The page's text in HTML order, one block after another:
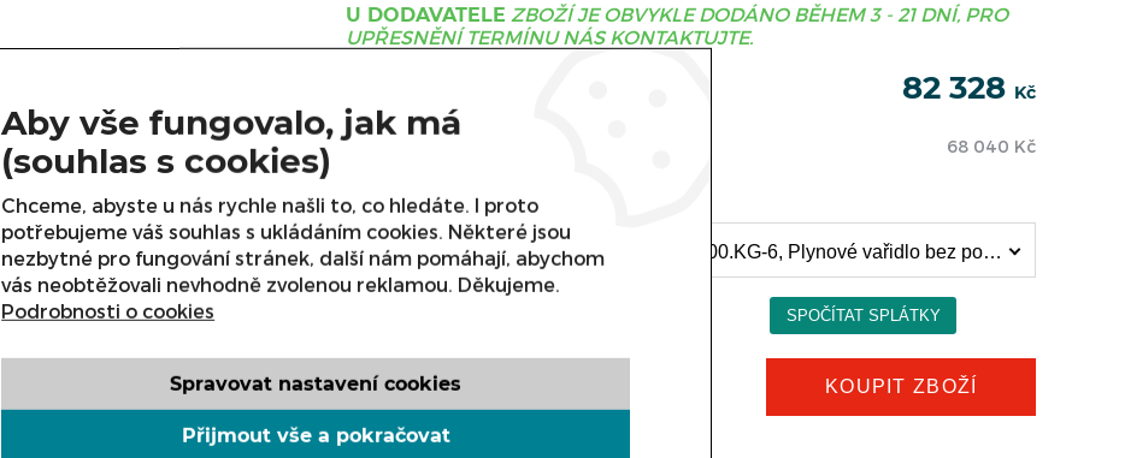
U DODAVATELE ZBOŽÍ JE OBVYKLE DODÁNO BĚHEM 3 - 21 DNÍ, PRO
UPŘESNĚNÍ TERMÍNU NÁS KONTAKTUJTE.
82 328 Kč
Cena bez DPH: 68 040 Kč
Varianta
Plynové vařidlo bez podestavby Kromet 900.KG-6, Plynové vařidlo bez podestavby 900.KG-6 (82 328 Kč)
KOUPIT ZBOŽÍ
Aby vše fungovalo, jak má
(souhlas s cookies)
Chceme, abyste u nás rychle našli to, co hledáte. I proto
potřebujeme váš souhlas s ukládáním cookies. Některé jsou
nezbytné pro fungování stránek, další nám pomáhají, abychom
vás neobtěžovali nevhodně zvolenou reklamou. Děkujeme.
Podrobnosti o cookies
Spravovat nastavení cookies
Přijmout vše a pokračovat